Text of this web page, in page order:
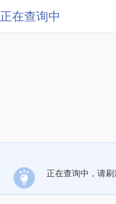
正在查询中
正在查询中，请